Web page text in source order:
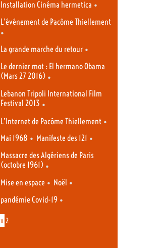
Installation Cinéma hermetica •
L’événement de Pacôme Thiellement
•
La grande marche du retour •
Le dernier mot : El hermano Obama
(Mars 27 2016) •
Lebanon Tripoli International Film
Festival 2013 •
L’Internet de Pacôme Thiellement •
Mai 1968 • Manifeste des 121 •
Massacre des Algériens de Paris
(octobre 1961) •
Mise en espace • Noël •
pandémie Covid-19 •
1 2